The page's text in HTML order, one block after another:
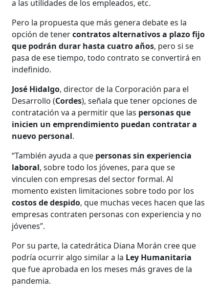
a las utilidades de los empleados, etc.
Pero la propuesta que más genera debate es la
opción de tenercontratos alternativos a plazo fijo
que podrán durar hasta cuatro años, pero si se
pasa de ese tiempo, todo contrato se convertirá en
indefinido.
José Hidalgo, director de la Corporación para el
Desarrollo (Cordes), señala que tener opciones de
contratación va a permitir que las personas que
inicien un emprendimiento puedan contratar a
nuevo personal.
“También ayuda a que personas sin experiencia
laboral, sobre todo los jóvenes, para que se
vinculen con empresas del sector formal. Al
momento existen limitaciones sobre todo por los
costos de despido, que muchas veces hacen que las
empresas contraten personas con experiencia y no
jóvenes”.
Por su parte, la catedrática Diana Morán cree que
podría ocurrir algo similar a la Ley Humanitaria
que fue aprobada en los meses más graves de la
pandemia.